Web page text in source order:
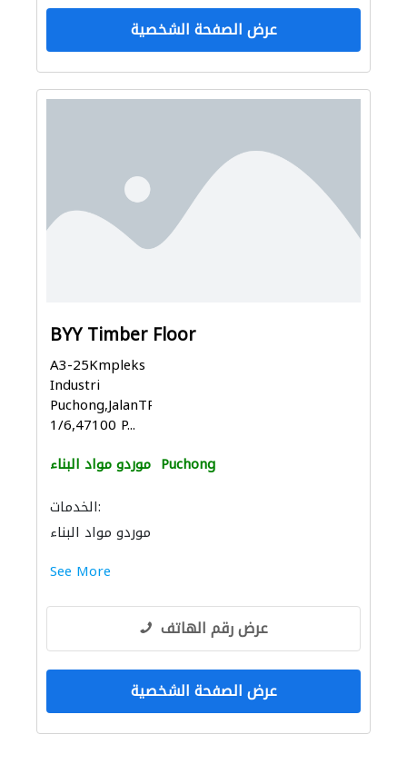
عرض الصفحة الشخصية
BYY Timber Floor
A3-25Kmpleks
Industri
Puchong,JalanTPP
1/6,47100 P...
موردو مواد البناء Puchong
الخدمات:
موردو مواد البناء
See More
عرض رقم الهاتف
عرض الصفحة الشخصية